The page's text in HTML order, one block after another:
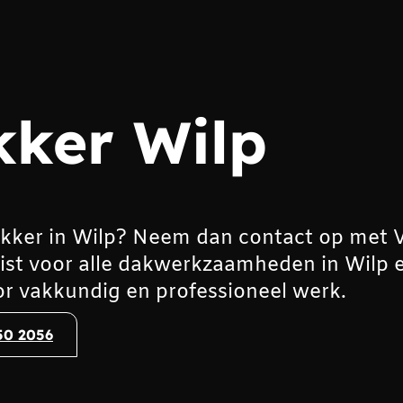
Wilp
in Wilp? Neem dan contact op met
voor alle dakwerkzaamheden in Wilp
vakkundig en professioneel werk.
2056